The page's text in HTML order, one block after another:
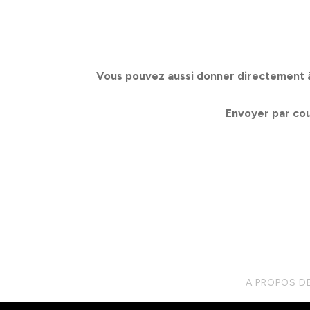
Vous pouvez aussi donner directement
Envoyer par
A PROPOS